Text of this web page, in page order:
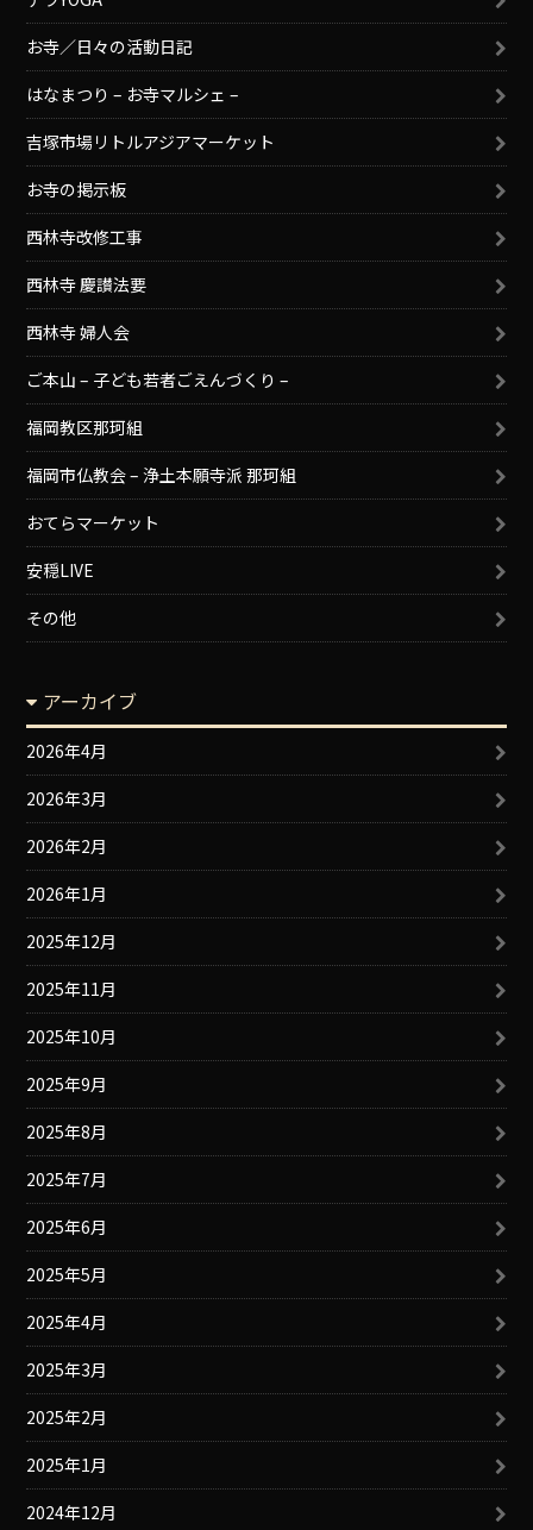
お寺／日々の活動日記
はなまつり – お寺マルシェ –
吉塚市場リトルアジアマーケット
お寺の掲示板
西林寺改修工事
西林寺 慶讃法要
西林寺 婦人会
ご本山 – 子ども若者ごえんづくり –
福岡教区那珂組
福岡市仏教会 – 浄土本願寺派 那珂組
おてらマーケット
安穏LIVE
その他
アーカイブ
2026年4月
2026年3月
2026年2月
2026年1月
2025年12月
2025年11月
2025年10月
2025年9月
2025年8月
2025年7月
2025年6月
2025年5月
2025年4月
2025年3月
2025年2月
2025年1月
2024年12月